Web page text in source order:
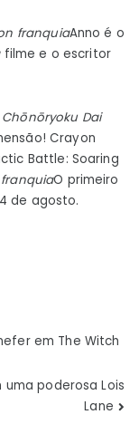
franquiaAnno é o
filme e o escritor
Dai
Crayon
Battle: Soaring
franquiaO primeiro
de agosto.
em The Witch
poderosa Lois
Lane